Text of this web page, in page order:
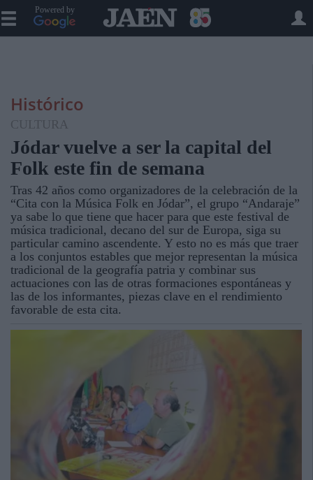
Powered by
Histórico
CULTURA
Jódar vuelve a ser la capital del
Folk este fin de semana
Tras 42 años como organizadores de la celebración de la
“Cita con la Música Folk en Jódar”, el grupo “Andaraje”
ya sabe lo que tiene que hacer para que este festival de
música tradicional, decano del sur de Europa, siga su
particular camino ascendente. Y esto no es más que traer
a los conjuntos estables que mejor representan la música
tradicional de la geografía patria y combinar sus
actuaciones con las de otras formaciones espontáneas y
las de los informantes, piezas clave en el rendimiento
favorable de esta cita.